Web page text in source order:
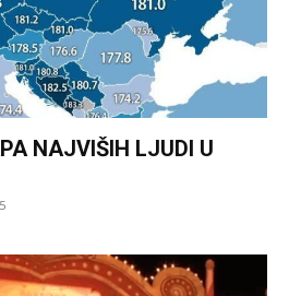
NAJVIŠIH LJUDI U